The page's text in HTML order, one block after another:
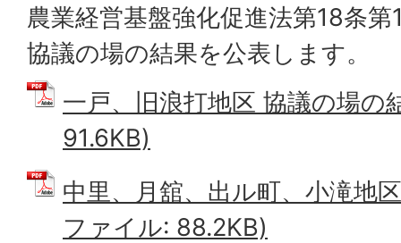
農業経営基盤強化促進法第18条
協議の場の結果を公表します。
一戸、旧浪打地区 協議の場の
91.6KB)
中里、月舘、出ル町、小滝地
ファイル: 88.2KB)